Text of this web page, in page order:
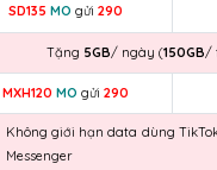
SD135 MO gửi 290
Tặng 5GB/ ngày (150GB/
MXH120 MO gửi 290
Không giới hạn data dùng
Messenger